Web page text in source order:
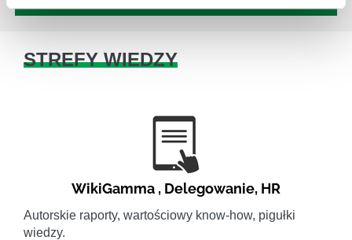
STREFY WIEDZY
WikiGamma , Delegowanie, HR
Autorskie raporty, wartościowy know-how, pigułki
wiedzy.